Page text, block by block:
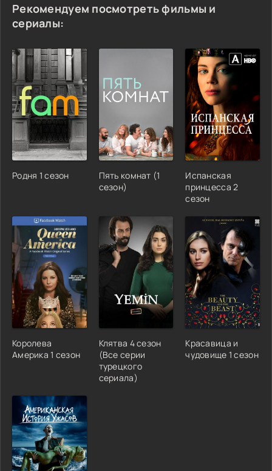
Рекомендуем посмотреть фильмы и
сериалы:
Родня 1 сезон
Пять комнат (1
сезон)
Испанская
принцесса 2
сезон
Королева
Америка 1 сезон
Клятва 4 сезон
(Все серии
турецкого
сериала)
Красавица и
чудовище 1 сезон